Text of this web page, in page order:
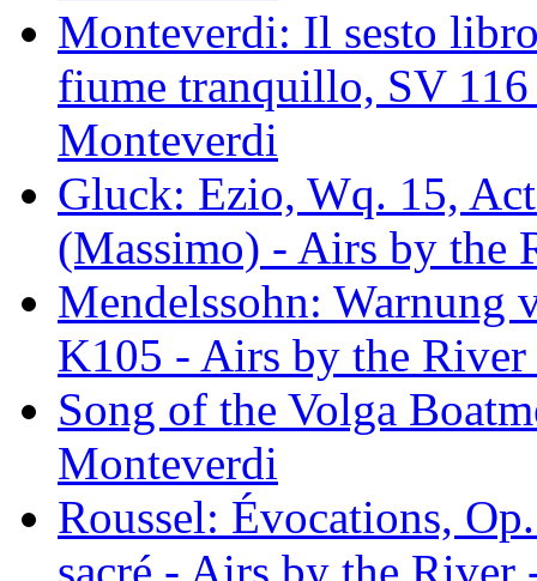
Monteverdi: Il sesto
fiume tranquillo, SV
Monteverdi
Gluck: Ezio, Wq. 15,
(Massimo) - Airs by the
Mendelssohn: Warnung
K105 - Airs by the
Song of the Volga
Monteverdi
Roussel: Évocations,